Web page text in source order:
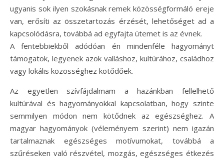
ugyanis sok ilyen szokásnak remek közösségformáló ereje
van, erősíti az összetartozás érzését, lehetőséget ad a
kapcsolódásra, továbbá ad egyfajta ütemet is az évnek.
A fentebbiekből adódóan én mindenféle hagyományt
támogatok, legyenek azok valláshoz, kultúrához, családhoz
vagy lokális közösséghez kötődőek.
Az egyetlen szívfájdalmam a hazánkban fellelhető
kultúrával és hagyományokkal kapcsolatban, hogy szinte
semmilyen módon nem kötődnek az egészséghez. A
magyar hagyományok (véleményem szerint) nem igazán
tartalmaznak egészséges motívumokat, továbbá a
szűréseken való részvétel, mozgás, egészséges étkezés